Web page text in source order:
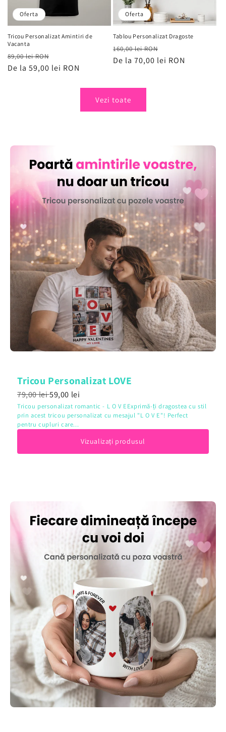
Oferta
Tricou Personalizat Amintiri de
Vacanta
Preț
obișnuit
89,00 lei RON
de
De la 59,00 lei RON
Oferta
Tablou Personalizat Dragoste
Preț
obișnuit
160,00 lei RON
de
De la 70,00 lei RON
Vezi toate
Tricou Personalizat LOVE
79,00 lei59,00 lei
Tricou personalizat romantic - L O V EExprimă-ți dragostea cu stil
prin acest tricou personalizat cu mesajul "L O V E"! Perfect
pentru cupluri care...
Vizualizați produsul